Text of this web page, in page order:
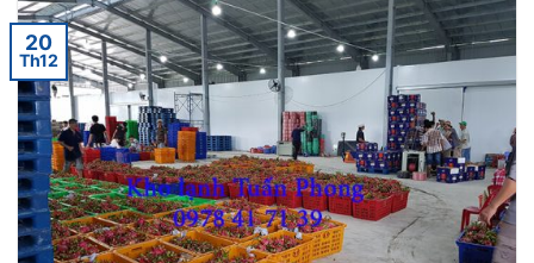
20
Th12